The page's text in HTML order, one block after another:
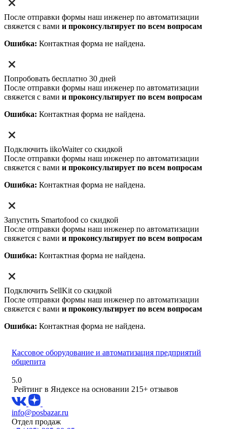
После отправки формы наш инженер по автоматизации
свяжется с вами и проконсультирует по всем вопросам
Ошибка: Контактная форма не найдена.
Попробовать бесплатно 30 дней
После отправки формы наш инженер по автоматизации
свяжется с вами и проконсультирует по всем вопросам
Ошибка: Контактная форма не найдена.
Подключить iikoWaiter со скидкой
После отправки формы наш инженер по автоматизации
свяжется с вами и проконсультирует по всем вопросам
Ошибка: Контактная форма не найдена.
Запустить Smartofood со скидкой
После отправки формы наш инженер по автоматизации
свяжется с вами и проконсультирует по всем вопросам
Ошибка: Контактная форма не найдена.
Подключить SellKit со скидкой
После отправки формы наш инженер по автоматизации
свяжется с вами и проконсультирует по всем вопросам
Ошибка: Контактная форма не найдена.
Кассовое оборудование и автоматизация предприятий
общепита
5.0
Рейтинг в Яндексе на основании 215+ отзывов
info@posbazar.ru
Отдел продаж